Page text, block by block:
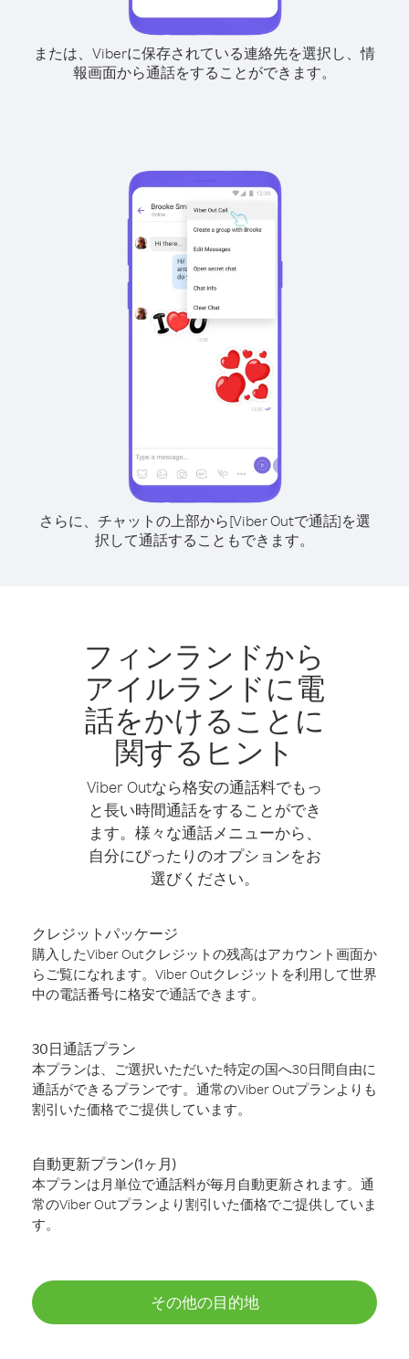
または、Viberに保存されている連絡先を選択し、情
報画面から通話をすることができます。
さらに、チャットの上部から[Viber Outで通話]を選
択して通話することもできます。
フィンランドから
アイルランドに電
話をかけることに
関するヒント
Viber Outなら格安の通話料でもっ
と長い時間通話をすることができ
ます。様々な通話メニューから、
自分にぴったりのオプションをお
選びください。
クレジットパッケージ
購入したViber Outクレジットの残高はアカウント画面か
らご覧になれます。Viber Outクレジットを利用して世界
中の電話番号に格安で通話できます。
30日通話プラン
本プランは、ご選択いただいた特定の国へ30日間自由に
通話ができるプランです。通常のViber Outプランよりも
割引いた価格でご提供しています。
自動更新プラン(1ヶ月)
本プランは月単位で通話料が毎月自動更新されます。通
常のViber Outプランより割引いた価格でご提供していま
す。
その他の目的地